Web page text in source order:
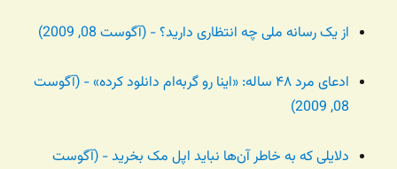
از یک رسانه ملی چه انتظاری دارید؟ - (آگوست 08, 2009)
ادعای مرد ۴۸ ساله: «اینا رو گربه‌ام دانلود کرده» - (آگوست
08, 2009)
دلایلی که به خاطر آن‌ها نباید اپل مک بخرید - (آگوست